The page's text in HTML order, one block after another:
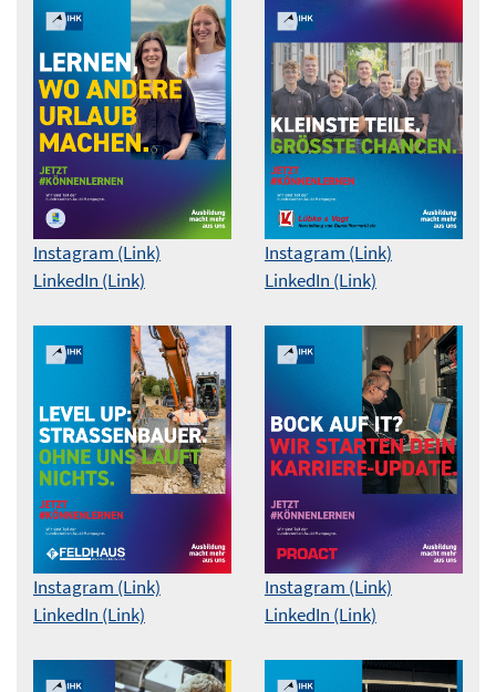
Instagram (Link)
LinkedIn (Link)
Instagram (Link)
LinkedIn (Link)
Instagram (Link)
LinkedIn (Link)
Instagram (Link)
LinkedIn (Link)